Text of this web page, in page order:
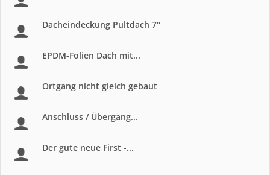
Dacheindeckung Pultdach 7°
EPDM-Folien Dach mit...
Ortgang nicht gleich gebaut
Anschluss / Übergang...
Der gute neue First -...